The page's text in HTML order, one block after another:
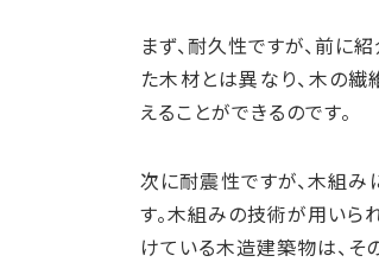
まず、耐久性ですが、前に
た木材とは異なり、木の
えることができるのです。
次に耐震性ですが、木組
す。木組みの技術が用いら
けている木造建築物は、そ